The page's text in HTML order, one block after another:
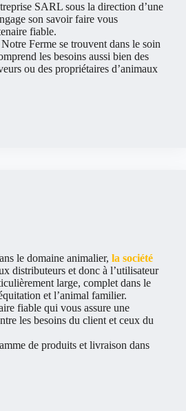
SARL sous la direction d’une
son savoir faire vous
fiable.
Ferme se trouvent dans le soin
les besoins aussi bien des
ou des propriétaires d’animaux
le domaine animalier, la société
distributeurs et donc à l’utilisateur
large, complet dans le
et l’animal familier.
fiable qui vous assure une
les besoins du client et ceux du
de produits et livraison dans